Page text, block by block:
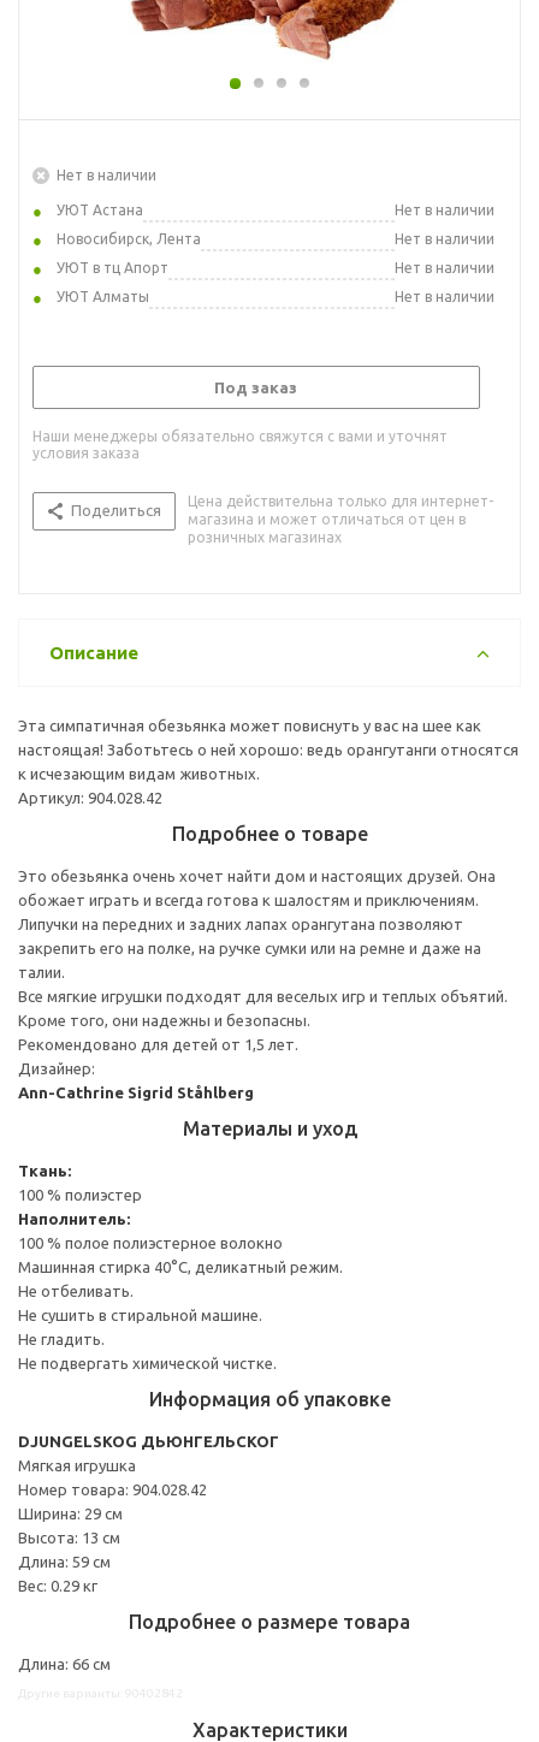
Нет в наличии
УЮТ Астана
Нет в наличии
Новосибирск, Лента
Нет в наличии
УЮТ в тц Апорт
Нет в наличии
УЮТ Алматы
Нет в наличии
Под заказ
Наши менеджеры обязательно свяжутся с вами и уточнят
условия заказа
Поделиться
Цена действительна только для интернет-
магазина и может отличаться от цен в
розничных магазинах
Описание
Эта симпатичная обезьянка может повиснуть у вас на шее как
настоящая! Заботьтесь о ней хорошо: ведь орангутанги относятся
к исчезающим видам животных.
Артикул: 904.028.42
Подробнее о товаре
Это обезьянка очень хочет найти дом и настоящих друзей. Она
обожает играть и всегда готова к шалостям и приключениям.
Липучки на передних и задних лапах орангутана позволяют
закрепить его на полке, на ручке сумки или на ремне и даже на
талии.
Все мягкие игрушки подходят для веселых игр и теплых объятий.
Кроме того, они надежны и безопасны.
Рекомендовано для детей от 1,5 лет.
Дизайнер:
Ann-Cathrine Sigrid Ståhlberg
Материалы и уход
Ткань:
100 % полиэстер
Наполнитель:
100 % полое полиэстерное волокно
Машинная стирка 40°С, деликатный режим.
Не отбеливать.
Не сушить в стиральной машине.
Не гладить.
Не подвергать химической чистке.
Информация об упаковке
DJUNGELSKOG ДЬЮНГЕЛЬСКОГ
Мягкая игрушка
Номер товара: 904.028.42
Ширина: 29 см
Высота: 13 см
Длина: 59 см
Вес: 0.29 кг
Подробнее о размере товара
Длина: 66 см
Характеристики